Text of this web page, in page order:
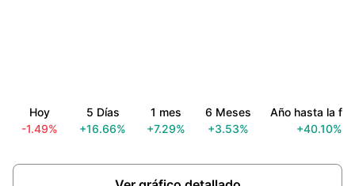
Hoy
-1.49%
5 Días
+16.66%
1 mes
+7.29%
6 Meses
+3.53%
Año hasta la
+40.10%